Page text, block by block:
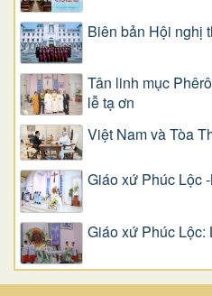
Biên bản Hội nghị
Tân linh mục
lễ tạ ơn
Việt Nam và Tòa
Giáo xứ Phúc Lộc
Giáo xứ Phúc Lộc: